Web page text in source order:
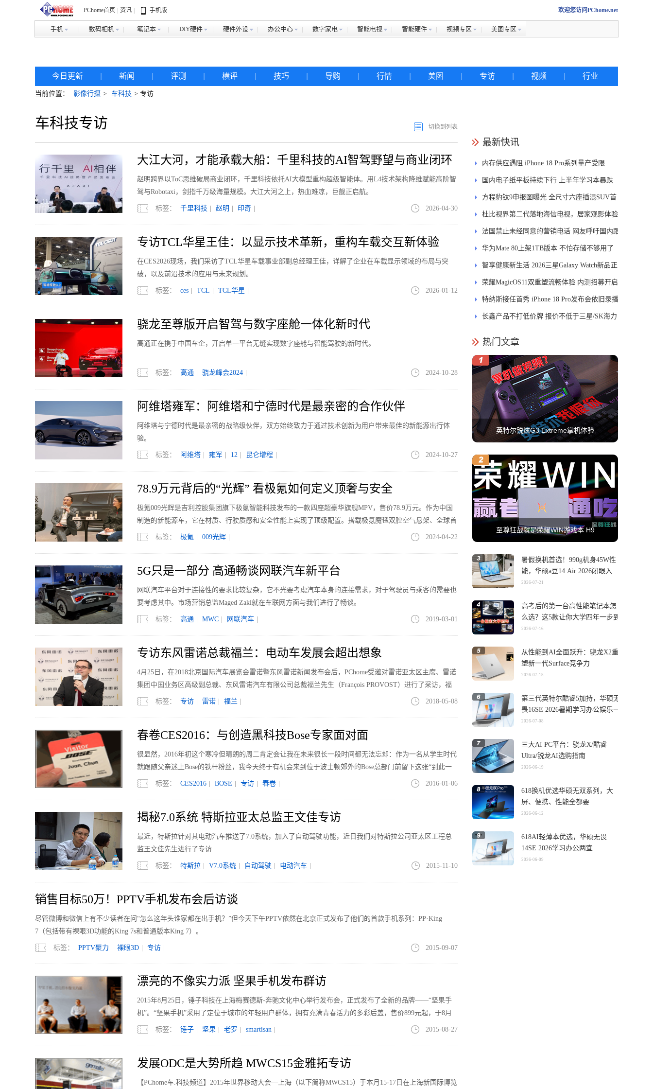
PChome首页 资讯 手机版 欢迎您访问PChome.net
手机 数码相机 笔记本 DIY硬件 硬件外设 办公中心 数字家电 智能电视 智能硬件 视频专区 美图专区
今日更新 新闻 评测 横评 技巧 导购 行情 美图 专访 视频 行业
当前位置： 影像行摄 > 车科技 > 专访
车科技专访 切换到列表
大江大河，才能承载大船：千里科技的AI智驾野望与商业闭环
赵明跨界以ToC思维破局商业闭环，千里科技依托AI大模型重构超级智能体。用L4技术架构降维赋能高阶智
驾与Robotaxi，剑指千万级海量规模。大江大河之上，热血难凉，巨舰正启航。
标签： 千里科技 赵明 印奇 2026-04-30
专访TCL华星王佳：以显示技术革新，重构车载交互新体验
在CES2026现场，我们采访了TCL华星车载事业部副总经理王佳，详解了企业在车载显示领域的布局与突
破，以及前沿技术的应用与未来规划。
标签： ces TCL TCL华星 2026-01-12
骁龙至尊版开启智驾与数字座舱一体化新时代
高通正在携手中国车企，开启单一平台无缝实现数字座舱与智能驾驶的新时代。
标签： 高通 骁龙峰会2024 2024-10-28
阿维塔雍军：阿维塔和宁德时代是最亲密的合作伙伴
阿维塔与宁德时代是最亲密的战略级伙伴，双方始终致力于通过技术创新为用户带来最佳的新能源出行体
验。
标签： 阿维塔 雍军 12 昆仑增程 2024-10-27
78.9万元背后的“光辉” 看极氪如何定义顶奢与安全
极氪009光辉是吉利控股集团旗下极氪智能科技发布的一款四座超豪华旗舰MPV，售价78.9万元。作为中国
制造的新能源车，它在材质、行驶质感和安全性能上实现了顶级配置。搭载极氪魔毯双腔空气悬架、全球首
创随型安全气囊和双8295智能座舱计算芯片，极氪009光辉不仅提供极致的舒适体验，还在智能驾驶和安全
标签： 极氪 009光辉 2024-04-22
5G只是一部分 高通畅谈网联汽车新平台
网联汽车平台对于连接性的要求比较复杂，它不光要考虑汽车本身的连接需求，对于驾驶员与乘客的需要也
要考虑其中。市场营销总监Maged Zaki就在车联网方面与我们进行了畅谈。
标签： 高通 MWC 网联汽车 2019-03-01
专访东风雷诺总裁福兰：电动车发展会超出想象
4月25日，在2018北京国际汽车展览会雷诺暨东风雷诺新闻发布会后，PChome受邀对雷诺亚太区主席、雷诺
集团中国业务区高级副总裁、东风雷诺汽车有限公司总裁福兰先生（François PROVOST）进行了采访，福
兰先生对于有关雷诺汽车的诸多问题进行了详尽的解答。
标签： 专访 雷诺 福兰 2018-05-08
春卷CES2016：与创造黑科技Bose专家面对面
很显然，2016年初这个寒冷但晴朗的周二肯定会让我在未来很长一段时间都无法忘却：作为一名从学生时代
就跟随父亲迷上Bose的铁杆粉丝，我今天终于有机会来到位于波士顿郊外的Bose总部门前留下这张“到此一
游”，这大约也是一种圆满，一种信仰的成功“充值”。
标签： CES2016 BOSE 专访 春卷 2016-01-06
揭秘7.0系统 特斯拉亚太总监王文佳专访
最近，特斯拉针对其电动汽车推送了7.0系统，加入了自动驾驶功能，近日我们对特斯拉公司亚太区工程总
监王文佳先生进行了专访
标签： 特斯拉 V7.0系统 自动驾驶 电动汽车 2015-11-10
销售目标50万！PPTV手机发布会后访谈
尽管微博和微信上有不少读者在问“怎么这年头谁家都在出手机？”但今天下午PPTV依然在北京正式发布了他们的首款手机系列：PP·King
7（包括带有裸眼3D功能的King 7s和普通版本King 7）。
标签： PPTV聚力 裸眼3D 专访 2015-09-07
漂亮的不像实力派 坚果手机发布群访
2015年8月25日，锤子科技在上海梅赛德斯-奔驰文化中心举行发布会，正式发布了全新的品牌——“坚果手
机”。“坚果手机”采用了定位于城市的年轻用户群体，拥有充满青春活力的多彩后盖，售价899元起，于8月
25日晚10点正式开始发售。
标签： 锤子 坚果 老罗 smartisan 2015-08-27
发展ODC是大势所趋 MWCS15金雅拓专访
【PChome车.科技频道】2015年世界移动大会—上海（以下简称MWCS15）于本月15-17日在上海新国际博览
最新快讯
内存供应遇阻 iPhone 18 Pro系列量产受限
国内电子纸平板持续下行 上半年学习本暴跌
84.6%
方程豹钛9申报图曝光 全尺寸六座插混SUV首
发DMS
杜比视界第二代落地海信电视，居家观影体验
能迎来哪些升级？
法国禁止未经同意的营销电话 网友呼吁国内跟
进
华为Mate 80上架1TB版本 不怕存储不够用了
智享健康新生活 2026三星Galaxy Watch新品正
式开售
荣耀MagicOS11双重塑流畅体验 内测招募开启
特纳斯接任首秀 iPhone 18 Pro发布会依旧录播
长鑫产品不打低价牌 报价不低于三星/SK海力
热门文章
英特尔锐炫G3 Extreme掌机体验
至尊狂战就是荣耀WIN游戏本 H9
暑假换机首选！990g机身45W性
能，华硕a豆14 Air 2026闭眼入
2026-07-21
高考后的第一台高性能笔记本怎
么选？这5款让你大学四年一步到
位
2026-07-16
从性能到AI全面跃升：骁龙X2重
塑新一代Surface竞争力
2026-07-15
第三代英特尔酷睿5加持，华硕无
畏16SE 2026暑期学习办公娱乐一
机搞定
2026-07-08
三大AI PC平台：骁龙X/酷睿
Ultra/锐龙AI选购指南
2026-06-19
618换机优选华硕无双系列，大
屏、便携、性能全都要
2026-06-12
618AI轻薄本优选，华硕无畏
14SE 2026学习办公两宜
2026-06-09